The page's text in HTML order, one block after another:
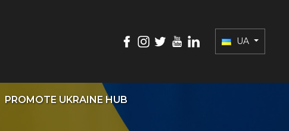
UA
PROMOTE UKRAINE HUB